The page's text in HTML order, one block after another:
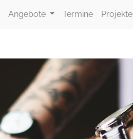
Angebote Termine Projekte